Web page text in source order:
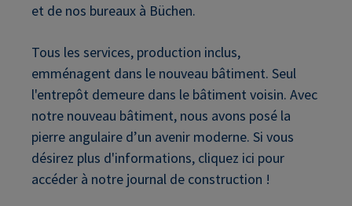
et de nos bureaux à Büchen.
Tous les services, production inclus,
emménagent dans le nouveau bâtiment. Seul
l'entrepôt demeure dans le bâtiment voisin. Avec
notre nouveau bâtiment, nous avons posé la
pierre angulaire d’un avenir moderne. Si vous
désirez plus d'informations, cliquez ici pour
accéder à notre journal de construction !